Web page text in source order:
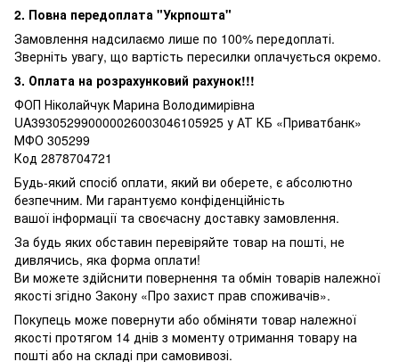
2. Повна передоплата "Укрпошта"
Замовлення надсилаємо лише по 100% передоплаті.
Зверніть увагу, що вартість пересилки оплачується окремо.
3. Оплата на розрахунковий рахунок!!!
ФОП Ніколайчук Марина Володимирівна
UA393052990000026003046105925 у АТ КБ «Приватбанк»
МФО 305299
Код 2878704721
Будь-який спосіб оплати, який ви оберете, є абсолютно
безпечним. Ми гарантуємо конфіденційність
вашої інформації та своєчасну доставку замовлення.
За будь яких обставин перевіряйте товар на пошті, не
дивлячись, яка форма оплати!
Ви можете здійснити повернення та обмін товарів належної
якості згідно Закону «Про захист прав споживачів».
Покупець може повернути або обміняти товар належної
якості протягом 14 днів з моменту отримання товару на
пошті або на складі при самовивозі.